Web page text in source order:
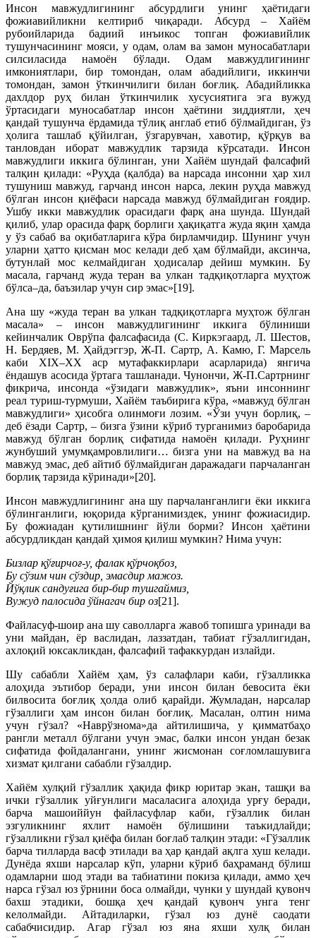
Инсон мавжудлигининг абсурдлиги унинг ҳаётидаги
фожиавийликни келтириб чиқаради. Абсурд – Хайём
рубоийларида бадиий инъикос топган фожиавийлик
тушунчасининг мояси, у одам, олам ва замон муносабатлари
силсиласида намоён бўлади. Одам мавжудлигининг
имкониятлари, бир томондан, олам абадийлиги, иккинчи
томондан, замон ўткинчилиги билан боғлиқ. Абадийликка
дахлдор руҳ билан ўткинчилик хусусиятига эга вужуд
ўртасидаги муносабатлар инсон ҳаётини зиддиятли, ҳеч
қандай тушунча ёрдамида тўлиқ англаб етиб бўлмайдиган, ўз
ҳолига ташлаб қўйилган, ўзгарувчан, хавотир, қўрқув ва
танловдан иборат мавжудлик тарзида кўрсатади. Инсон
мавжудлиги иккига бўлинган, уни Хайём шундай фалсафий
талқин қилади: «Руҳда (қалбда) ва нарсада инсонни ҳар хил
тушуниш мавжуд, гарчанд инсон нарса, лекин руҳда мавжуд
бўлган инсон қиёфаси нарсада мавжуд бўлмайдиган ғоядир.
Ушбу икки мавжудлик орасидаги фарқ ана шунда. Шундай
қилиб, улар орасида фарқ борлиги ҳақиқатга жуда яқин ҳамда
у ўз сабаб ва оқибатларига кўра бирламчидир. Шунинг учун
уларни ҳатто қисман мос келади деб ҳам бўлмайди, аксинча,
бутунлай мос келмайдиган ҳодисалар дейиш мумкин. Бу
масала, гарчанд жуда теран ва улкан тадқиқотларга муҳтож
бўлса–да, баъзилар учун сир эмас»[19].
Ана шу «жуда теран ва улкан тадқиқотларга муҳтож бўлган
масала» – инсон мавжудлигининг иккига бўлиниши
кейинчалик Оврўпа фалсафасида (С. Киркэгаард, Л. Шестов,
Н. Бердяев, М. Ҳайдэггэр, Ж-П. Сартр, А. Камю, Г. Марсель
каби XIX–ХХ аср мутафаккирлари асарларида) янгича
ёндашув асосида ўртага ташланади. Чунончи, Ж-П.Сартрнинг
фикрича, инсонда «ўзидаги мавжудлик», яъни инсоннинг
реал туриш-турмуши, Хайём таъбирига кўра, «мавжуд бўлган
мавжудлиги» ҳисобга олинмоғи лозим. «Ўзи учун борлиқ, –
деб ёзади Сартр, – бизга ўзини кўриб турганимиз баробарида
мавжуд бўлган борлиқ сифатида намоён қилади. Руҳнинг
жунбуший умумқамровлилиги… бизга уни на мавжуд ва на
мавжуд эмас, деб айтиб бўлмайдиган даражадаги парчаланган
борлиқ тарзида кўринади»[20].
Инсон мавжудлигининг ана шу парчаланганлиги ёки иккига
бўлинганлиги, юқорида кўрганимиздек, унинг фожиасидир.
Бу фожиадан қутилишнинг йўли борми? Инсон ҳаётини
абсурдликдан қандай ҳимоя қилиш мумкин? Нима учун:
Бизлар қўғирчоғ-у, фалак қўрчоқбоз,
Бу сўзим чин сўздир, эмасдир мажоз.
Йўқлик сандуғига бир-бир тушгаймиз,
Вужуд палосида ўйнагач бир оз[21].
Файласуф-шоир ана шу саволларга жавоб топишга уринади ва
уни майдан, ёр васлидан, лаззатдан, табиат гўзаллигидан,
ахлоқий юксакликдан, фалсафий тафаккурдан излайди.
Шу сабабли Хайём ҳам, ўз салафлари каби, гўзалликка
алоҳида эътибор беради, уни инсон билан бевосита ёки
билвосита боғлиқ ҳолда олиб қарайди. Жумладан, нарсалар
гўзаллиги ҳам инсон билан боғлиқ. Масалан, олтин нима
учун гўзал? «Наврўзнома»да айтилишича, у қимматбаҳо
рангли металл бўлгани учун эмас, балки инсон ундан безак
сифатида фойдалангани, унинг жисмонан соғломлашувига
хизмат қилгани сабабли гўзалдир.
Хайём хулқий гўзаллик ҳақида фикр юритар экан, ташқи ва
ички гўзаллик уйғунлиги масаласига алоҳида урғу беради,
барча машоиййун файласуфлар каби, гўзаллик билан
эзгуликнинг яхлит намоён бўлишини таъкидлайди;
гўзалликни гўзал қиёфа билан боғлаб талқин этади: «Гўзаллик
барча тилларда васф этилади ва ҳар қандай ақлга хуш келади.
Дунёда яхши нарсалар кўп, уларни кўриб баҳраманд бўлиш
одамларни шод этади ва табиатини покиза қилади, аммо ҳеч
нарса гўзал юз ўрнини боса олмайди, чунки у шундай қувонч
бахш этадики, бошқа ҳеч қандай қувонч унга тенг
келолмайди. Айтадиларки, гўзал юз дунё саодати
сабабчисидир. Агар гўзал юз яна яхши хулқ билан